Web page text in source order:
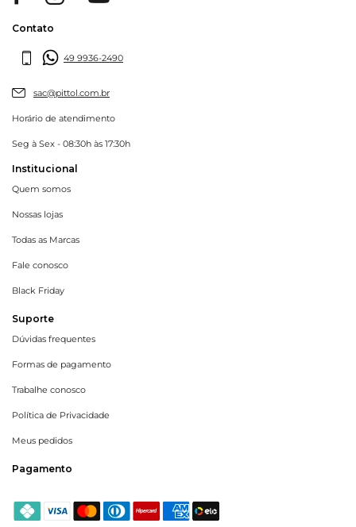
Contato
49 9936-2490
sac@pittol.com.br
Horário de atendimento
Seg à Sex - 08:30h às 17:30h
Institucional
Quem somos
Nossas lojas
Todas as Marcas
Fale conosco
Black Friday
Suporte
Dúvidas frequentes
Formas de pagamento
Trabalhe conosco
Política de Privacidade
Meus pedidos
Pagamento